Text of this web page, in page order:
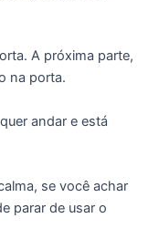
A próxima parte,
na porta.
andar e está
se você achar
parar de usar o